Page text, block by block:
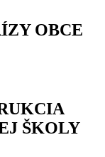
OBCE
ŠKOLY